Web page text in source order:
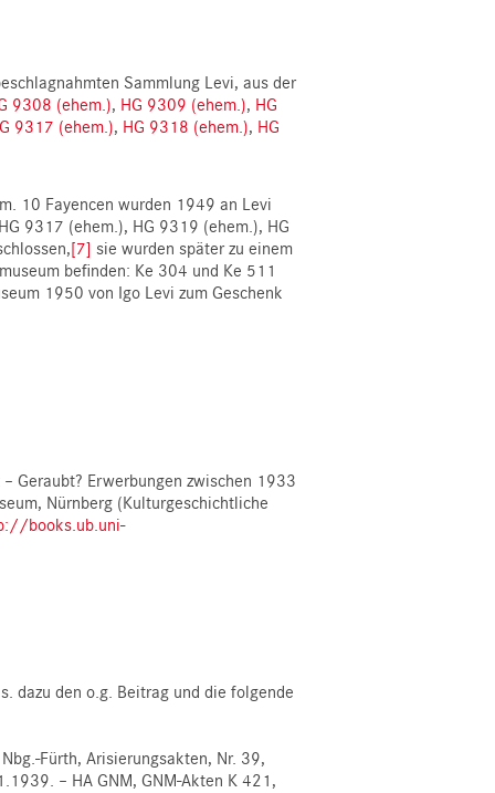
Sammlung Levi, aus der
9308 (ehem.), HG 9309 (ehem.), HG
9317 (ehem.), HG 9318 (ehem.), HG
10 Fayencen wurden 1949 an Levi
9317 (ehem.), HG 9319 (ehem.), HG
[7] sie wurden später zu einem
befinden: Ke 304 und Ke 511
1950 von Igo Levi zum Geschenk
Geraubt? Erwerbungen zwischen 1933
Nürnberg (Kulturgeschichtliche
books.ub.uni-
dazu den o.g. Beitrag und die folgende
Fürth, Arisierungsakten, Nr. 39,
– HA GNM, GNM-Akten K 421,